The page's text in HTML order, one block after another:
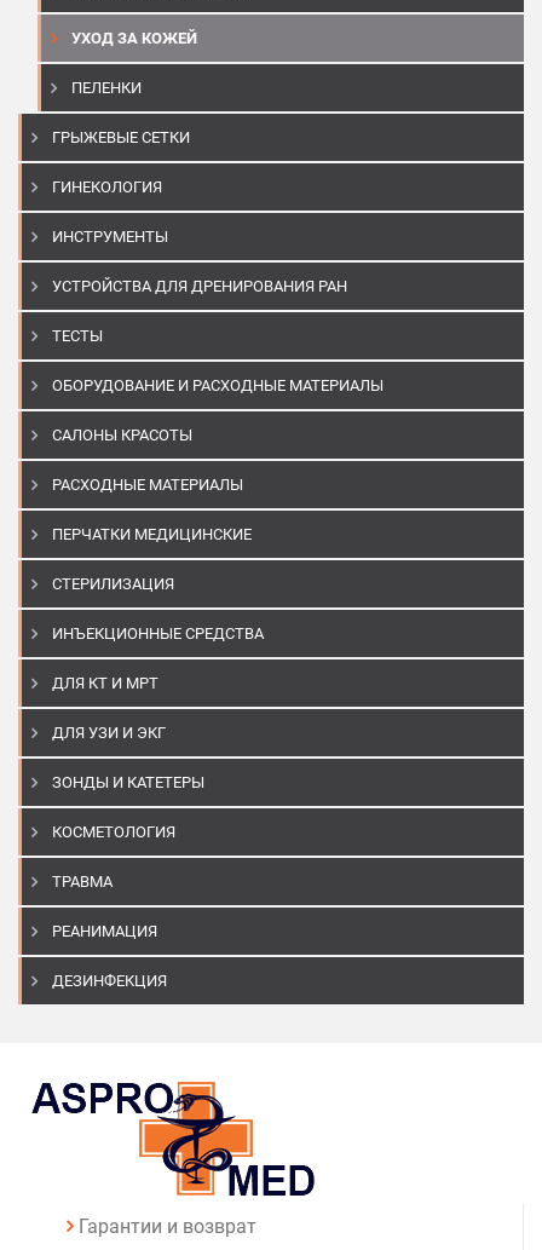
УХОД ЗА КОЖЕЙ
ПЕЛЕНКИ
ГРЫЖЕВЫЕ СЕТКИ
ГИНЕКОЛОГИЯ
ИНСТРУМЕНТЫ
УСТРОЙСТВА ДЛЯ ДРЕНИРОВАНИЯ РАН
ТЕСТЫ
ОБОРУДОВАНИЕ И РАСХОДНЫЕ МАТЕРИАЛЫ
САЛОНЫ КРАСОТЫ
РАСХОДНЫЕ МАТЕРИАЛЫ
ПЕРЧАТКИ МЕДИЦИНСКИЕ
СТЕРИЛИЗАЦИЯ
ИНЪЕКЦИОННЫЕ СРЕДСТВА
ДЛЯ КТ И МРТ
ДЛЯ УЗИ И ЭКГ
ЗОНДЫ И КАТЕТЕРЫ
КОСМЕТОЛОГИЯ
ТРАВМА
РЕАНИМАЦИЯ
ДЕЗИНФЕКЦИЯ
Гарантии и возврат